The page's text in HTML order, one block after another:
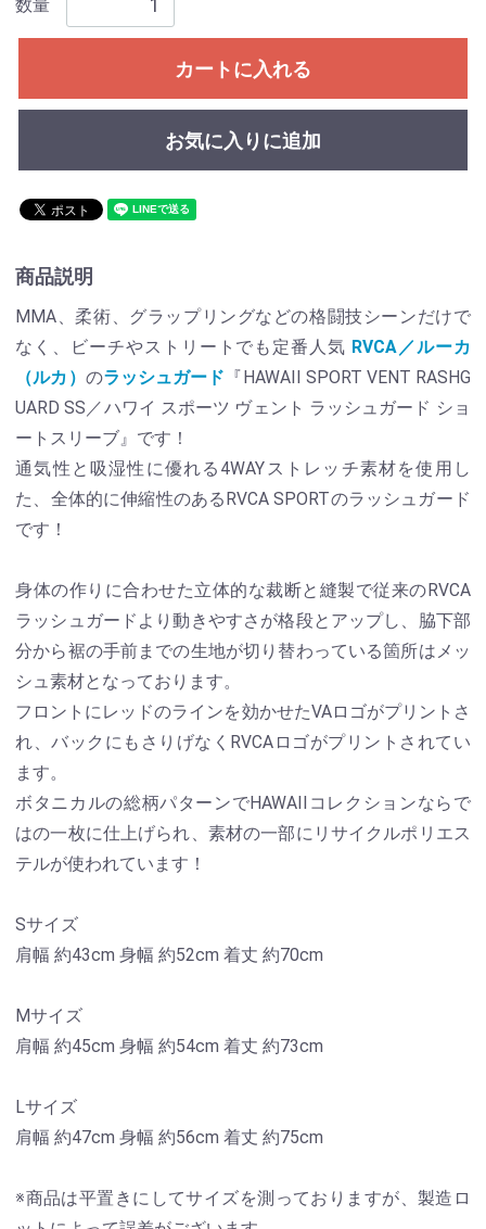
数量
カートに入れる
お気に入りに追加
商品説明
MMA、柔術、グラップリングなどの格闘技シーンだけで
なく、ビーチやストリートでも定番人気 RVCA／ルーカ
（ルカ） のラッシュガード 『HAWAII SPORT VENT RASHG
UARD SS／ハワイ スポーツ ヴェント ラッシュガード ショ
ートスリーブ』です！
通気性と吸湿性に優れる4WAYストレッチ素材を使用し
た、全体的に伸縮性のあるRVCA SPORTのラッシュガード
です！
身体の作りに合わせた立体的な裁断と縫製で従来のRVCA
ラッシュガードより動きやすさが格段とアップし、脇下部
分から裾の手前までの生地が切り替わっている箇所はメッ
シュ素材となっております。
フロントにレッドのラインを効かせたVAロゴがプリントさ
れ、バックにもさりげなくRVCAロゴがプリントされてい
ます。
ボタニカルの総柄パターンでHAWAIIコレクションならで
はの一枚に仕上げられ、素材の一部にリサイクルポリエス
テルが使われています！
Sサイズ
肩幅 約43cm 身幅 約52cm 着丈 約70cm
Mサイズ
肩幅 約45cm 身幅 約54cm 着丈 約73cm
Lサイズ
肩幅 約47cm 身幅 約56cm 着丈 約75cm
※商品は平置きにしてサイズを測っておりますが、製造ロ